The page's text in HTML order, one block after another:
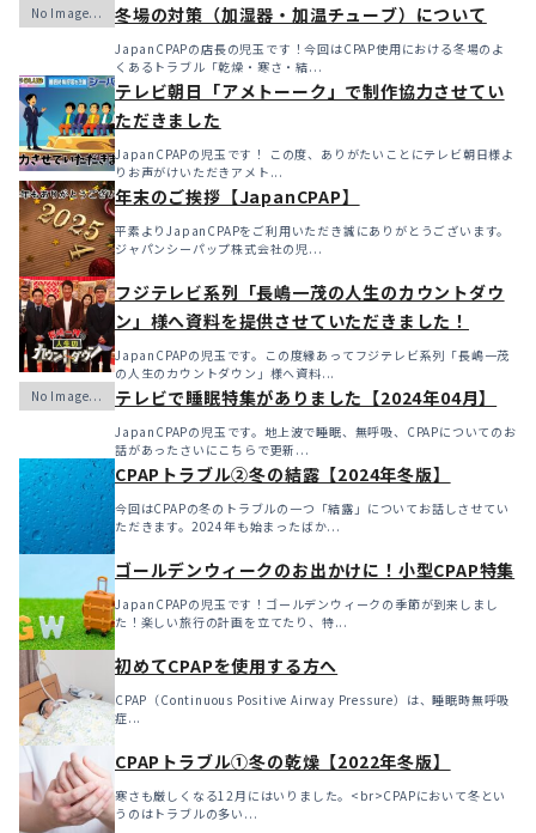
冬場の対策（加湿器・加温チューブ）について
JapanCPAPの店長の児玉です！今回はCPAP使用における冬場のよ
くあるトラブル「乾燥・寒さ・結...
テレビ朝日「アメトーーク」で制作協力させてい
ただきました
JapanCPAPの児玉です！ この度、ありがたいことにテレビ朝日様よ
りお声がけいただきアメト...
年末のご挨拶【JapanCPAP】
平素よりJapanCPAPをご利用いただき誠にありがとうございます。
ジャパンシーパップ株式会社の児...
フジテレビ系列「長嶋一茂の人生のカウントダウ
ン」様へ資料を提供させていただきました！
JapanCPAPの児玉です。この度縁あってフジテレビ系列「長嶋一茂
の人生のカウントダウン」様へ資料...
テレビで睡眠特集がありました【2024年04月】
JapanCPAPの児玉です。地上波で睡眠、無呼吸、CPAPについてのお
話があったさいにこちらで更新...
CPAPトラブル②冬の結露【2024年冬版】
今回はCPAPの冬のトラブルの一つ「結露」についてお話しさせてい
ただきます。2024年も始まったばか...
ゴールデンウィークのお出かけに！小型CPAP特集
JapanCPAPの児玉です！ゴールデンウィークの季節が到来しまし
た！楽しい旅行の計画を立てたり、特...
初めてCPAPを使用する方へ
CPAP（Continuous Positive Airway Pressure）は、睡眠時無呼吸
症...
CPAPトラブル①冬の乾燥【2022年冬版】
寒さも厳しくなる12月にはいりました。<br>CPAPにおいて冬とい
うのはトラブルの多い...